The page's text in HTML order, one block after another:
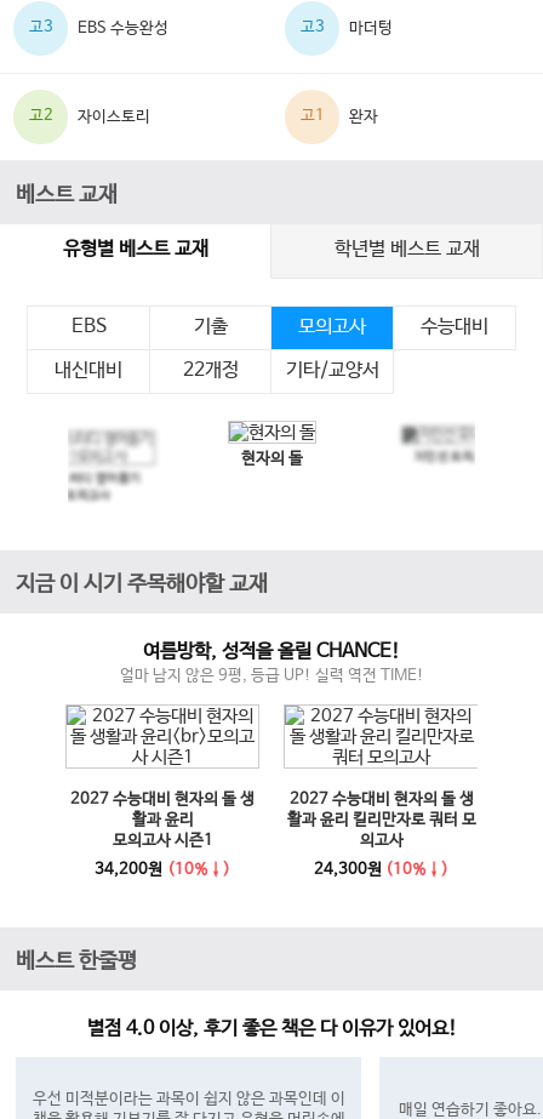
고3 EBS 수능완성 고3 마더텅
고2 자이스토리 고1 완자
베스트 교재
유형별 베스트 교재 학년별 베스트 교재
EBS 기출 모의고사
수능대비
내신대비
22개정 기타/교양서
메가스터디 영어듣기
모의고사
현자의 돌 지인선 모의고사
이전 슬라이드
지금 이 시기 주목해야할 교재
여름방학, 성적을 올릴 CHANCE!
얼마 남지 않은 9평, 등급 UP! 실력 역전 TIME!
2027 수능대비 현자의 돌 생
활과 윤리
모의고사 시즌1
34,200원 (10%↓)
2027 수능대비 현자의 돌 생
활과 윤리 킬리만자로 쿼터 모
의고사
24,300원 (10%↓)
이전 슬라이드 다음 슬라이드
베스트 한줄평
별점 4.0 이상, 후기 좋은 책은 다 이유가 있어요!
우선 미적분이라는 과목이 쉽지 않은 과목인데 이
매일 연습하기 좋아